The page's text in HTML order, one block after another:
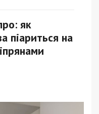
як
піариться на